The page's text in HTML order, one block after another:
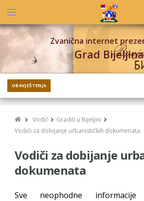
Zvanična internet
Grad Bijeljina
OBAVJEŠTENJA
Vodič
Graditi u Bijeljini
Vodiči za dobijanje urbanističkih dokumenata
Vodiči za dobijanje
dokumenata
Sve neophodne